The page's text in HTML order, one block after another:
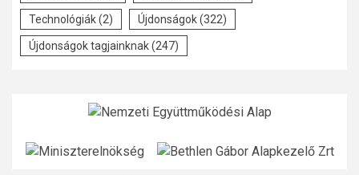
Technológiák(2) Újdonságok(322)
Újdonságok tagjainknak(247)